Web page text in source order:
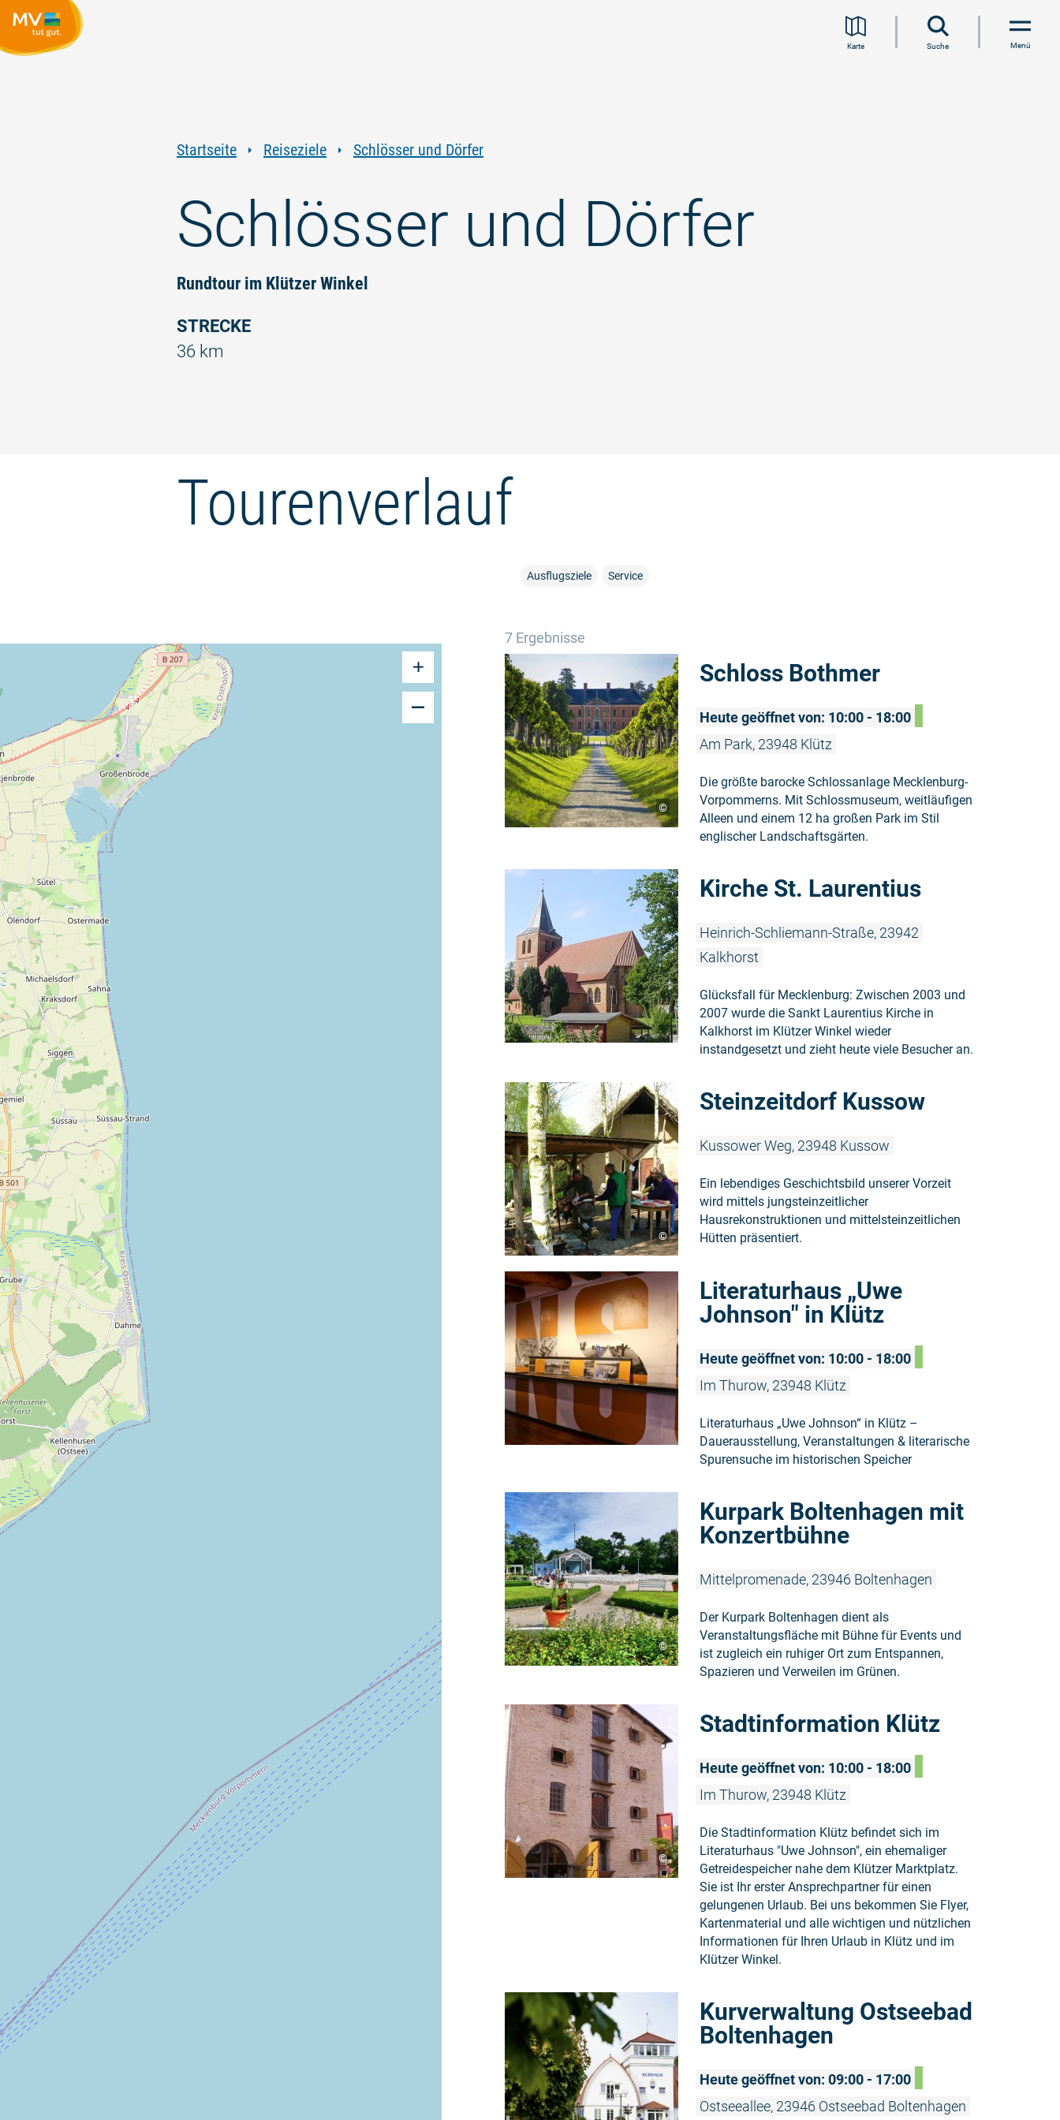
Karte Suche Menü
Startseite Reiseziele Schlösser und Dörfer
Schlösser und Dörfer
Rundtour im Klützer Winkel
STRECKE
36 km
Tourenverlauf
Ausflugsziele Service
7 Ergebnisse
©
Schloss Bothmer
Heute geöffnet von: 10:00 - 18:00
Am Park, 23948 Klütz
Die größte barocke Schlossanlage Mecklenburg-
Vorpommerns. Mit Schlossmuseum, weitläufigen
Alleen und einem 12 ha großen Park im Stil
englischer Landschaftsgärten.
Kirche St. Laurentius
Heinrich-Schliemann-Straße, 23942
Kalkhorst
Glücksfall für Mecklenburg: Zwischen 2003 und
2007 wurde die Sankt Laurentius Kirche in
Kalkhorst im Klützer Winkel wieder
instandgesetzt und zieht heute viele Besucher an.
©
Steinzeitdorf Kussow
Kussower Weg, 23948 Kussow
Ein lebendiges Geschichtsbild unserer Vorzeit
wird mittels jungsteinzeitlicher
Hausrekonstruktionen und mittelsteinzeitlichen
Hütten präsentiert.
Literaturhaus „Uwe
Johnson" in Klütz
Heute geöffnet von: 10:00 - 18:00
Im Thurow, 23948 Klütz
Literaturhaus „Uwe Johnson“ in Klütz –
Dauerausstellung, Veranstaltungen & literarische
Spurensuche im historischen Speicher
©
Kurpark Boltenhagen mit
Konzertbühne
Mittelpromenade, 23946 Boltenhagen
Der Kurpark Boltenhagen dient als
Veranstaltungsfläche mit Bühne für Events und
ist zugleich ein ruhiger Ort zum Entspannen,
Spazieren und Verweilen im Grünen.
©
Stadtinformation Klütz
Heute geöffnet von: 10:00 - 18:00
Im Thurow, 23948 Klütz
Die Stadtinformation Klütz befindet sich im
Literaturhaus "Uwe Johnson", ein ehemaliger
Getreidespeicher nahe dem Klützer Marktplatz.
Sie ist Ihr erster Ansprechpartner für einen
gelungenen Urlaub. Bei uns bekommen Sie Flyer,
Kartenmaterial und alle wichtigen und nützlichen
Informationen für Ihren Urlaub in Klütz und im
Klützer Winkel.
Kurverwaltung Ostseebad
Boltenhagen
Heute geöffnet von: 09:00 - 17:00
Ostseeallee, 23946 Ostseebad Boltenhagen